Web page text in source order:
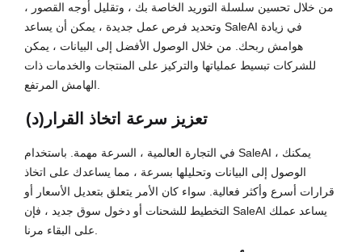
من خلال تحسين سلسلة التوريد الخاصة بك ، وتقليل أوجه القصور ،
وتحديد فرص عمل جديدة ، يمكن أن يساعد SaleAI في زيادة
هوامش ربحك. من خلال الوصول الأفضل إلى البيانات ، يمكن
للشركات تبسيط عملياتها والتركيز على المنتجات والخدمات ذات
الهامش المرتفع.
(د)تعزيز سرعة اتخاذ القرار
في التجارة العالمية ، السرعة مهمة. باستخدام SaleAI ، يمكنك
الوصول إلى البيانات وتحليلها بسرعة ، مما يساعدك على اتخاذ
قرارات أسرع وأكثر فعالية. سواء كان الأمر يتعلق بتعديل الأسعار أو
التخطيط للشحنات أو دخول سوق جديد ، فإن SaleAI يساعد عملك
على البقاء مرنا.